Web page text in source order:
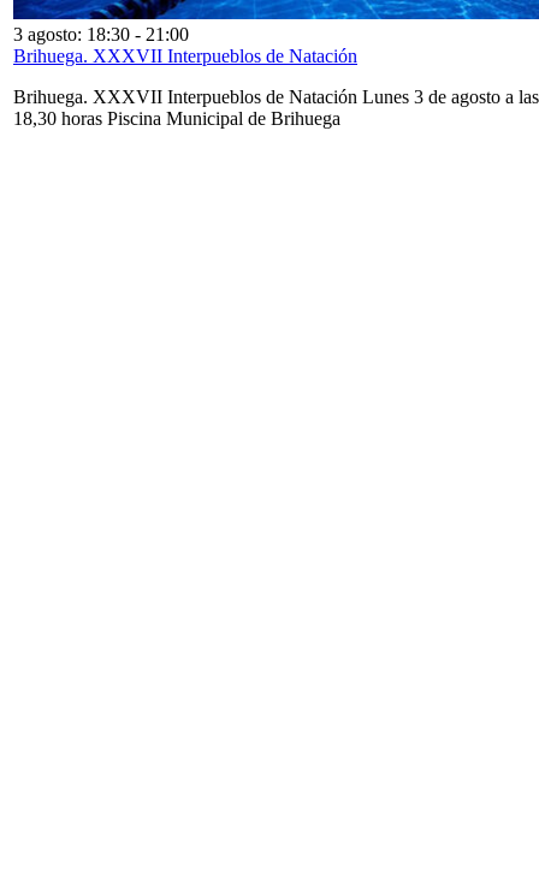
3 agosto: 18:30 - 21:00
Brihuega. XXXVII Interpueblos de Natación
Brihuega. XXXVII Interpueblos de Natación Lunes 3 de agosto a las
18,30 horas Piscina Municipal de Brihuega